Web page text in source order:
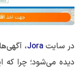
در سایت Jora،
دیده می‌شود؛ چرا که